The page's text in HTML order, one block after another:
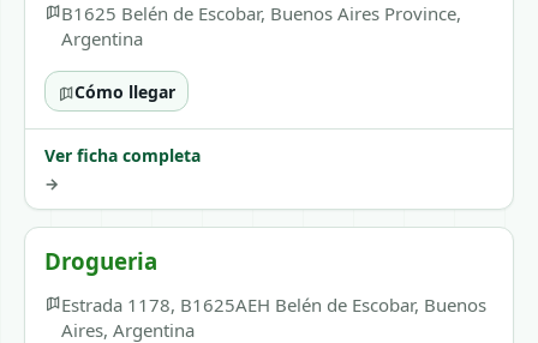
B1625 Belén de Escobar, Buenos Aires Province,
Argentina
Cómo llegar
Ver ficha completa
→
Drogueria
Estrada 1178, B1625AEH Belén de Escobar, Buenos
Aires, Argentina